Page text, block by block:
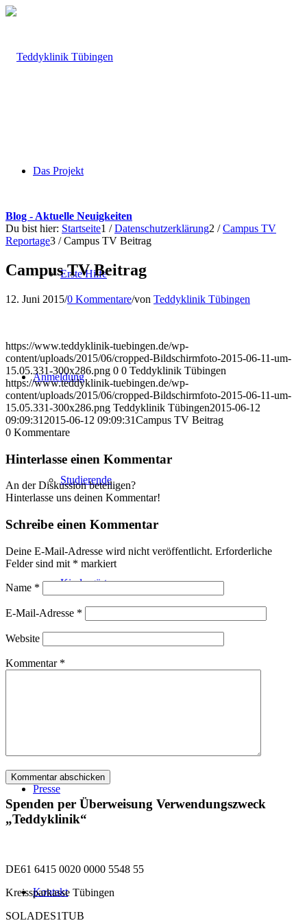
Das Projekt
Erste Hilfe
Anmeldung
Studierende
Kindergärten
Presse
Kontakt
Blog - Aktuelle Neuigkeiten
Du bist hier: Startseite1 / Datenschutzerklärung2 / Campus TV
Reportage3 / Campus TV Beitrag
Campus TV Beitrag
12. Juni 2015/0 Kommentare/von Teddyklinik Tübingen
https://www.teddyklinik-tuebingen.de/wp-
content/uploads/2015/06/cropped-Bildschirmfoto-2015-06-11-um-
15.05.331-300x286.png 0 0 Teddyklinik Tübingen
https://www.teddyklinik-tuebingen.de/wp-
content/uploads/2015/06/cropped-Bildschirmfoto-2015-06-11-um-
15.05.331-300x286.png Teddyklinik Tübingen2015-06-12
09:09:31 2015-06-12 09:09:31Campus TV Beitrag
0 Kommentare
Hinterlasse einen Kommentar
An der Diskussion beteiligen?
Hinterlasse uns deinen Kommentar!
Schreibe einen Kommentar
Deine E-Mail-Adresse wird nicht veröffentlicht. Erforderliche
Felder sind mit * markiert
Name *
E-Mail-Adresse *
Website
Kommentar *
Spenden per Überweisung Verwendungszweck
„Teddyklinik“
DE61 6415 0020 0000 5548 55
Kreissparkasse Tübingen
SOLADES1TUB